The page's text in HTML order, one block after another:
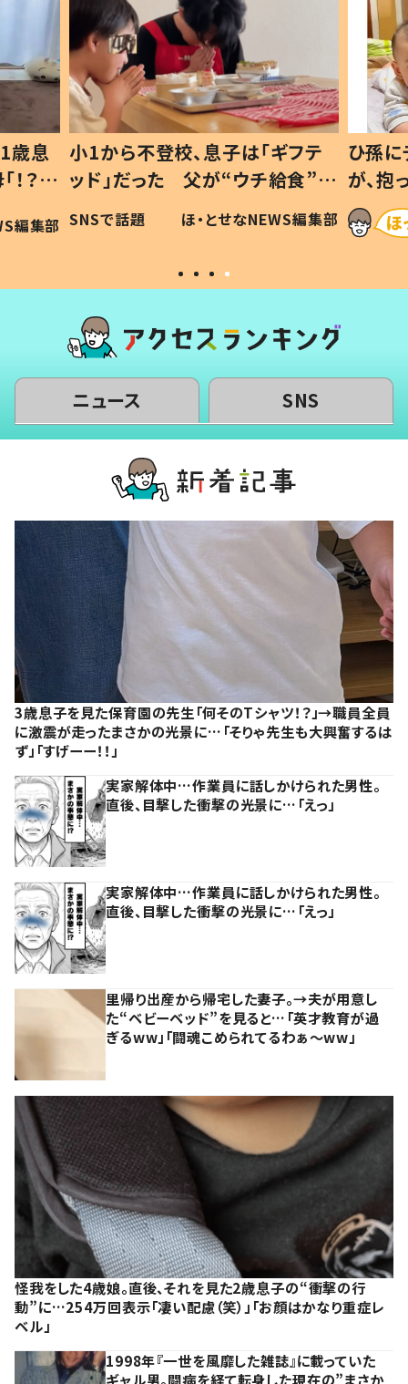
歳息
？」
編集部
小1から不登校、息子は「ギフテ
ッド」だった 父が“ウチ給食”を
作り続ける理由とは #令和の親
#令和の子
SNSで話題 ほ・とせなNEWS編集部
ひ孫
が、
「涙が
い」
ニュース SNS
3歳息子を見た保育園の先生「何そのTシャツ！？」→職員全員
に激震が走ったまさかの光景に…「そりゃ先生も大興奮するは
ず」「すげーー！！」
実家解体中…作業員に話しかけられた男性。
直後、目撃した衝撃の光景に…「えっ」
実家解体中…作業員に話しかけられた男性。
直後、目撃した衝撃の光景に…「えっ」
里帰り出産から帰宅した妻子。→夫が用意し
た“ベビーベッド”を見ると…「英才教育が過
ぎるww」「闘魂こめられてるわぁ～ww」
怪我をした4歳娘。直後、それを見た2歳息子の“衝撃の行
動”に…254万回表示「凄い配慮（笑）」「お顔はかなり重症レ
ベル」
1998年『一世を風靡した雑誌』に載っていた
ギャル男。闘病を経て転身した現在の”まさか